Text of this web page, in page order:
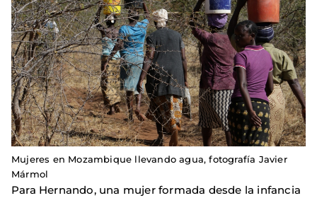
Mujeres en Mozambique llevando agua, fotografía Javier
Mármol
Para Hernando, una mujer formada desde la infancia